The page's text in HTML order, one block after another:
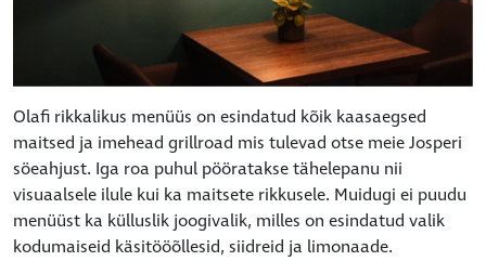
Olafi rikkalikus menüüs on esindatud kõik kaasaegsed
maitsed ja imehead grillroad mis tulevad otse meie Josperi
söeahjust. Iga roa puhul pööratakse tähelepanu nii
visuaalsele ilule kui ka maitsete rikkusele. Muidugi ei puudu
menüüst ka külluslik joogivalik, milles on esindatud valik
kodumaiseid käsitööõllesid, siidreid ja limonaade.